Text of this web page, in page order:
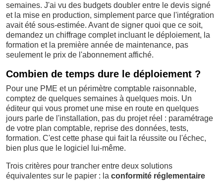
semaines. J'ai vu des budgets doubler entre le devis signé
et la mise en production, simplement parce que l'intégration
avait été sous-estimée. Avant de signer quoi que ce soit,
demandez un chiffrage complet incluant le déploiement, la
formation et la première année de maintenance, pas
seulement le prix de l'abonnement affiché.
Combien de temps dure le déploiement ?
Pour une PME et un périmètre comptable raisonnable,
comptez de quelques semaines à quelques mois. Un
éditeur qui vous promet une mise en route en quelques
jours parle de l'installation, pas du projet réel : paramétrage
de votre plan comptable, reprise des données, tests,
formation. C'est cette phase qui fait la réussite ou l'échec,
bien plus que le logiciel lui-même.
Trois critères pour trancher entre deux solutions
équivalentes sur le papier : la conformité réglementaire